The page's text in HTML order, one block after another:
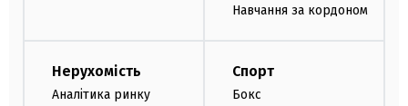
Навчання за кордоном
Нерухомість
Аналітика ринку
Спорт
Бокс